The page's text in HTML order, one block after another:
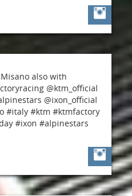
also with
@ktm_official
@ixon_official
#italy #ktm #ktmfactory
#ixon #alpinestars